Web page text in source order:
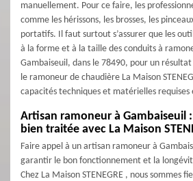
manuellement. Pour ce faire, les
comme les hérissons, les brosses, les
portatifs. Il faut surtout s’assurer que les
à la forme et à la taille des conduits à
Gambaiseuil, dans le 78490, pour un
le ramoneur de chaudière La Maison
capacités techniques et matérielles requises
Artisan ramoneur à Gambaiseuil
bien traitée avec La Maison
Faire appel à un artisan ramoneur à
garantir le bon fonctionnement et la
Chez La Maison STENEGRE , nous sommes